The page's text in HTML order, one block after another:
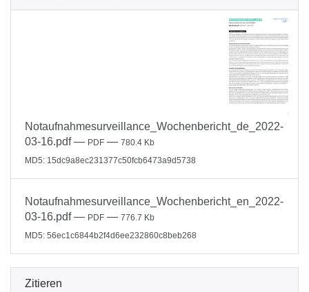
Notaufnahmesurveillance_Wochenbericht_de_2022-
03-16.pdf— PDF — 780.4 Kb
MD5: 15dc9a8ec231377c50fcb6473a9d5738
Notaufnahmesurveillance_Wochenbericht_en_2022-
03-16.pdf— PDF — 776.7 Kb
MD5: 56ec1c6844b2f4d6ee232860c8beb268
Zitieren